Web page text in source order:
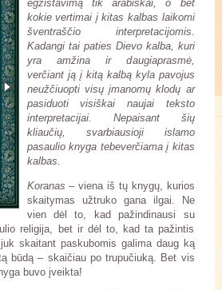
egzistavimą tik arabiškai, o bet
kokie vertimai į kitas kalbas laikomi
šventraščio interpretacijomis.
Kadangi tai paties Dievo kalba, kuri
yra amžina ir daugiaprasmė,
verčiant ją į kitą kalbą kyla pavojus
neužčiuopti visų įmanomų klodų ar
pasiduoti visiškai naujai teksto
interpretacijai. Nepaisant šių
kliaučių, svarbiausioji islamo
pasaulio knyga tebeverčiama į kitas
kalbas.
Koranas – viena iš tų knygų, kurios
skaitymas užtruko gana ilgai. Ne
vien dėl to, kad pažindinausi su
religija, bet ir dėl to, kad ta pažintis
skaitant paskubomis galima daug ką
būdą – skaičiau po trupučiuką. Bet vis
buvo įveikta!